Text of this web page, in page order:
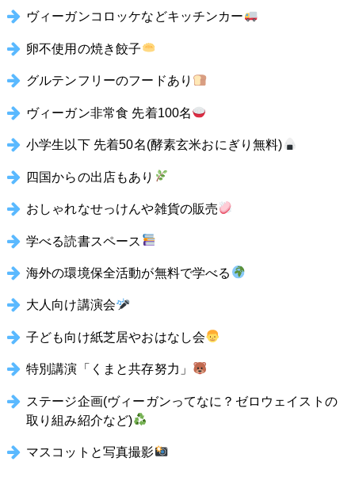
ヴィーガンコロッケなどキッチンカー
卵不使用の焼き餃子
グルテンフリーのフードあり
ヴィーガン非常食 先着100名
小学生以下 先着50名(酵素玄米おにぎり無料)
四国からの出店もあり
おしゃれなせっけんや雑貨の販売
学べる読書スペース
海外の環境保全活動が無料で学べる
大人向け講演会
子ども向け紙芝居やおはなし会
特別講演「くまと共存努力」
ステージ企画(ヴィーガンってなに？ゼロウェイストの
取り組み紹介など)
マスコットと写真撮影